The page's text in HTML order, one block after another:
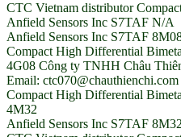
CTC Vietnam distributor
Anfield Sensors Inc S7TAF N/A
Anfield Sensors Inc S7TAF
Compact High Differential
4G08 Công ty TNHH Châu
Email: ctc070@chauthienchi.com
Compact High Differential
4M32
Anfield Sensors Inc S7TAF 8M32